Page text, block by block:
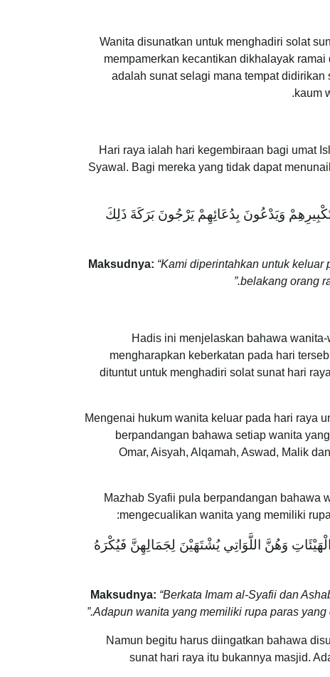
Wanita disunatkan untuk menghadiri solat
mempamerkan kecantikan dikhalayak
adalah sunat selagi mana tempat
kaum
Hari raya ialah hari kegembiraan bagi umat
Syawal. Bagi mereka yang tidak dapat
وَيَدْعُونَ بِدُعَائِهِمْ يَرْجُونَ بَرَكَةَ ذَلِكَ
Maksudnya: “Kami diperintahkan untuk
belakang orang
Hadis ini menjelaskan bahawa
mengharapkan keberkatan pada hari
dituntut untuk menghadiri solat sunat hari
Mengenai hukum wanita keluar pada hari raya
berpandangan bahawa setiap wanita
Omar, Aisyah, Alqamah, Aswad, Malik
Mazhab Syafii pula berpandangan bahawa
mengecualikan wanita yang memiliki
وَهُنَّ اللَّوَاتِي يُشْتَهَيْنَ لِجَمَالِهِنَّ فَيُكْرَهُ
Maksudnya: “Berkata Imam al-Syafii dan
Adapun wanita yang memiliki rupa paras
.”
Namun begitu harus diingatkan bahawa
sunat hari raya itu bukannya masjid.